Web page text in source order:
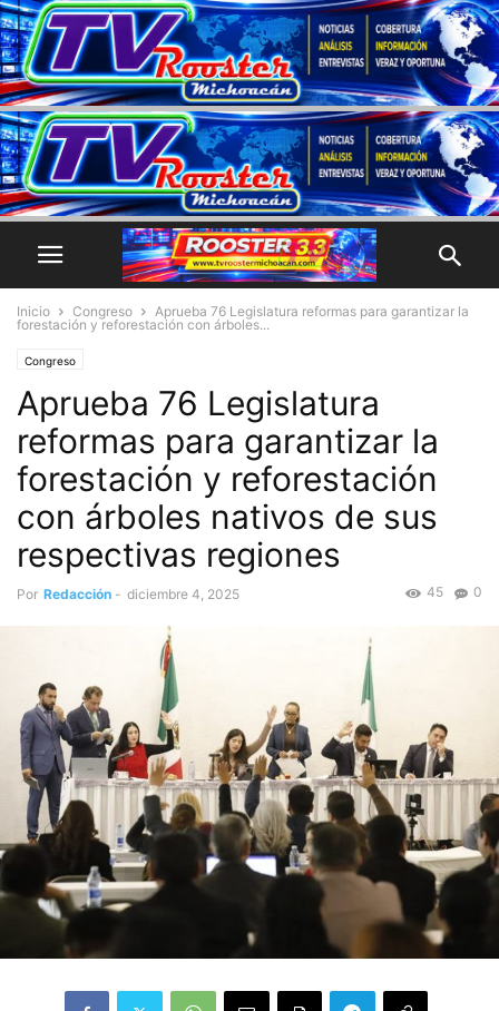
Inicio Congreso
Aprueba 76 Legislatura reformas para garantizar la
forestación y reforestación con árboles...
Congreso
Aprueba 76 Legislatura
reformas para garantizar la
forestación y reforestación
con árboles nativos de sus
respectivas regiones
Por Redacción - diciembre 4, 2025 0
45